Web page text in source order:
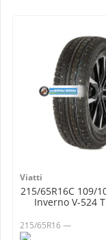
Viatti
215/65R16C 109/
Inverno V-524
215/65R16 —